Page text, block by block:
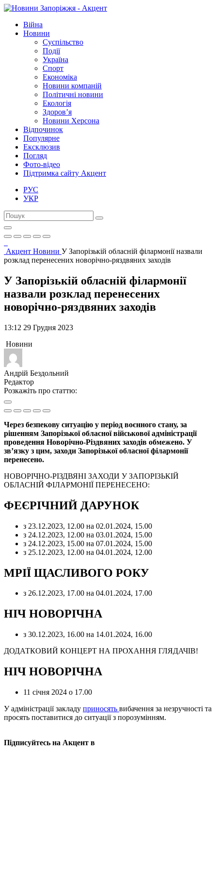
Війна
Новини
Суспільство
Події
Україна
Спорт
Економіка
Новини компаній
Політичні новини
Екологія
Здоров’я
Новини Херсона
Відпочинок
Популярне
Ексклюзив
Погляд
Фото-відео
Підтримка сайту Акцент
РУС
УКР
Акцент Новини У Запорізькій обласній філармонії назвали
розклад перенесених новорічно-ряздвяних заходів
У Запорізькій обласній філармонії
назвали розклад перенесених
новорічно-ряздвяних заходів
13:12 29 Грудня 2023
Новини
Андрій Бездольний
Редактор
Розкажіть про статтю:
Через безпекову ситуацію у період воєнного стану, за
рішенням Запорізької обласної військової адміністрації
проведення Новорічно-Різдвяних заходів обмежено. У
зв’язку з цим, заходи Запорізької обласної філармонії
перенесено.
НОВОРІЧНО-РІЗДВЯНІ ЗАХОДИ У ЗАПОРІЗЬКІЙ
ОБЛАСНІЙ ФІЛАРМОНІЇ ПЕРЕНЕСЕНО:
ФЕЄРІЧНИЙ ДАРУНОК
з 23.12.2023, 12.00 на 02.01.2024, 15.00
з 24.12.2023, 12.00 на 03.01.2024, 15.00
з 24.12.2023, 15.00 на 07.01.2024, 15.00
з 25.12.2023, 12.00 на 04.01.2024, 12.00
МРІЇ ЩАСЛИВОГО РОКУ
з 26.12.2023, 17.00 на 04.01.2024, 17.00
НІЧ НОВОРІЧНА
з 30.12.2023, 16.00 на 14.01.2024, 16.00
ДОДАТКОВИЙ КОНЦЕРТ НА ПРОХАННЯ ГЛЯДАЧІВ!
НІЧ НОВОРІЧНА
11 січня 2024 о 17.00
У адміністрації закладу приносять вибачення за незручності та
просять поставитися до ситуації з порозумінням.
Підписуйтесь на Акцент в